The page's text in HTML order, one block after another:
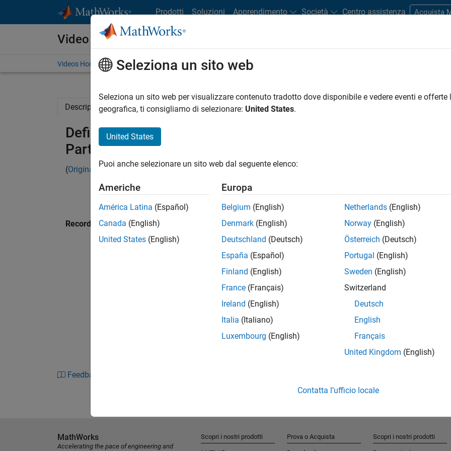
Prodotti Soluzioni Apprendimento Società Centro assistenza Acquista
Video
Videos Home Search
Description Related Resources
Defining Scalar and Vector Fields | Volume Visualization,
Part 1
(Originally postedon Doug's MATLAB Video Tutorials blog.)
Recorded: 23 Oct 2009
RELATED INFORMATION
Feedback
Seleziona un sito web
Seleziona un sito web per visualizzare contenuto tradotto dove disponibile e vedere eventi e
geografica, ti consigliamo di selezionare: United States.
United States
Puoi anche selezionare un sito web dal seguente elenco:
Americhe
América Latina (Español)
Canada (English)
United States (English)
Europa
Belgium (English)
Denmark (English)
Deutschland (Deutsch)
España (Español)
Finland (English)
France (Français)
Ireland (English)
Italia (Italiano)
Luxembourg (English)
Netherlands (English)
Norway (English)
Österreich (Deutsch)
Portugal (English)
Sweden (English)
Switzerland
Deutsch
English
Français
United Kingdom (English)
Contatta l’ufficio locale
MathWorks
Accelerating the pace of engineering and
Scopri i nostri prodotti Prova o Acquista Scopri i nostri prodotti